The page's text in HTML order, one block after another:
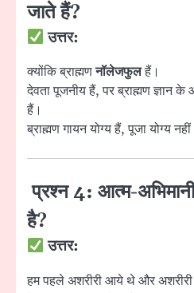
जाते हैं?
उत्तर:
क्योंकि ब्राह्मणनॉलेजफुलहैं।
देवता पूजनीय हैं, पर ब्राह्मण ज्ञान के
हैं।
ब्राह्मण गायन योग्य हैं, पूजा योग्य
प्रश्न 4: आत्म-
है?
उत्तर:
हम पहले अशरीरी आये थे और अशरीरी